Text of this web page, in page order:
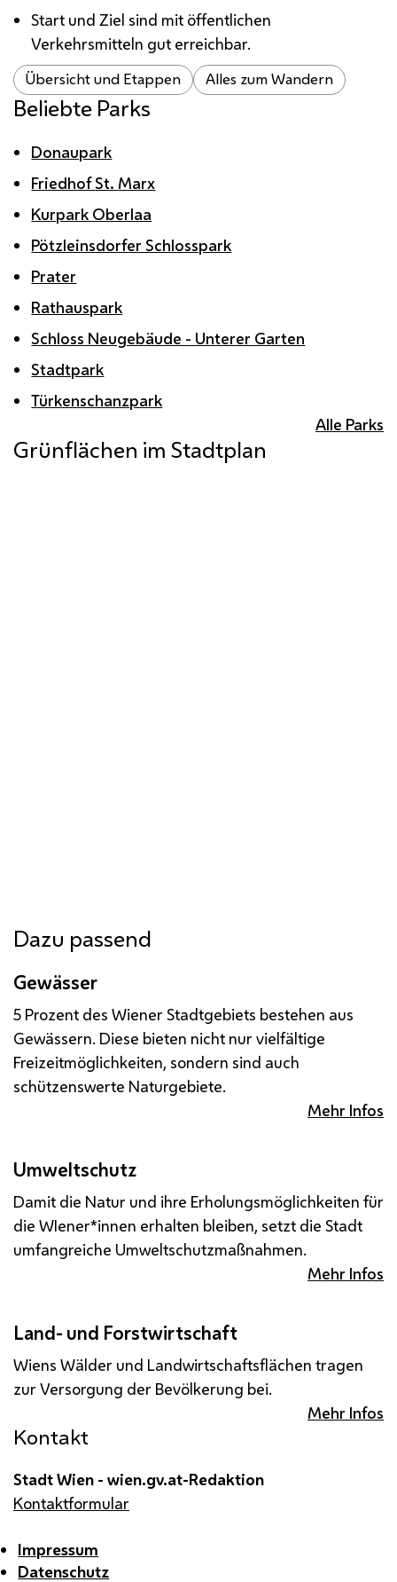
Start und Ziel sind mit öffentlichen
Verkehrsmitteln gut erreichbar.
Übersicht und Etappen Alles zum Wandern
Beliebte Parks
Donaupark
FriedhofSt. Marx
Kurpark Oberlaa
Pötzleinsdorfer Schlosspark
Prater
Rathauspark
Schloss Neugebäude - Unterer Garten
Stadtpark
Türkenschanzpark
Alle Parks
Grünflächen im Stadtplan
Dazu passend
Gewässer
5 Prozent des Wiener Stadtgebiets bestehen aus
Gewässern. Diese bieten nicht nur vielfältige
Freizeitmöglichkeiten, sondern sind auch
schützenswerte Naturgebiete.
Mehr Infos
Umweltschutz
Damit die Natur und ihre Erholungsmöglichkeiten für
die WIener*innen erhalten bleiben, setzt die Stadt
umfangreiche Umweltschutzmaßnahmen.
Mehr Infos
Land- und Forstwirtschaft
Wiens Wälder und Landwirtschaftsflächen tragen
zur Versorgung der Bevölkerung bei.
Mehr Infos
Kontakt
Stadt Wien - wien.gv.at-Redaktion
Kontaktformular
Impressum
Datenschutz